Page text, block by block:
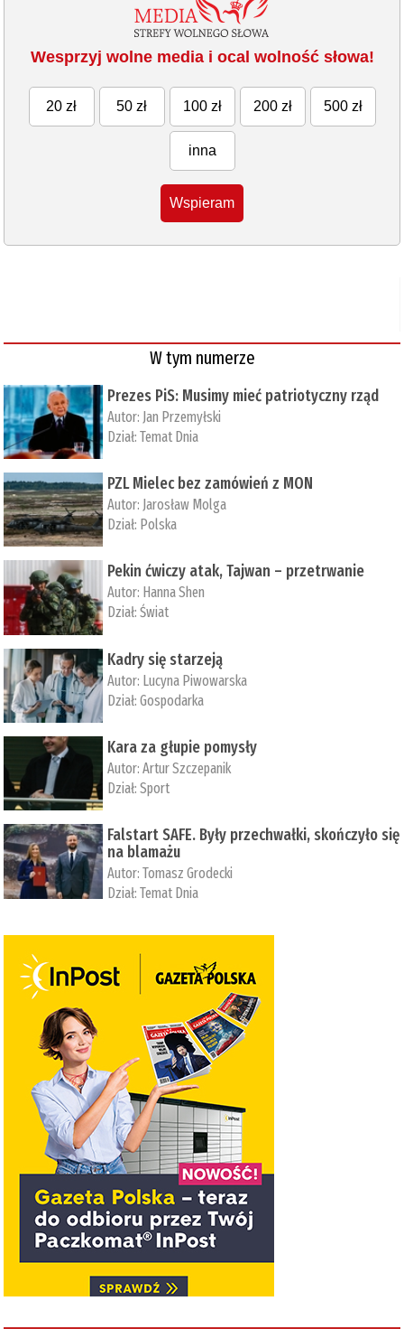
Wesprzyj wolne media i ocal wolność słowa!
20 zł 50 zł 100 zł 200 zł 500 zł
inna
Wspieram
W tym numerze
Prezes PiS: Musimy mieć patriotyczny rząd
Autor: Jan Przemyłski
Dział:Temat Dnia
PZL Mielec bez zamówień z MON
Autor: Jarosław Molga
Dział: Polska
Pekin ćwiczy atak, Tajwan – przetrwanie
Autor: ­Hanna Shen
Dział:Świat
Kadry się starzeją
Autor: Lucyna Piwowarska
Dział:Gospodarka
Kara za głupie pomysły
Autor:Artur Szczepanik
Dział:Sport
Falstart SAFE. Były przechwałki, skończyło się
na blamażu
Autor:Tomasz Grodecki
Dział:Temat Dnia